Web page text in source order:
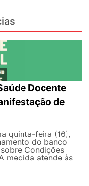
Docente
de
quinta-feira (16),
do banco
Condições
medida atende às